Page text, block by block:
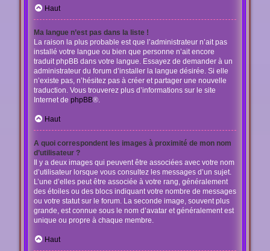
Haut
Ma langue n’est pas dans la liste !
La raison la plus probable est que l’administrateur n’ait pas
installé votre langue ou bien que personne n’ait encore
traduit phpBB dans votre langue. Essayez de demander à un
administrateur du forum d’installer la langue désirée. Si elle
n’existe pas, n’hésitez pas à créer et partager une nouvelle
traduction. Vous trouverez plus d’informations sur le site
Internet de phpBB®.
Haut
A quoi correspondent les images à proximité de mon nom
d’utilisateur ?
Il y a deux images qui peuvent être associées avec votre nom
d’utilisateur lorsque vous consultez les messages d’un sujet.
L’une d’elles peut être associée à votre rang, généralement
des étoiles ou des blocs indiquant votre nombre de messages
ou votre statut sur le forum. La seconde image, souvent plus
grande, est connue sous le nom d’avatar et généralement est
unique ou propre à chaque membre.
Haut